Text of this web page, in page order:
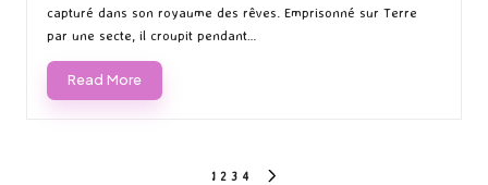
capturé dans son royaume des rêves. Emprisonné sur Terre
par une secte, il croupit pendant…
Read More
1 2 3 4